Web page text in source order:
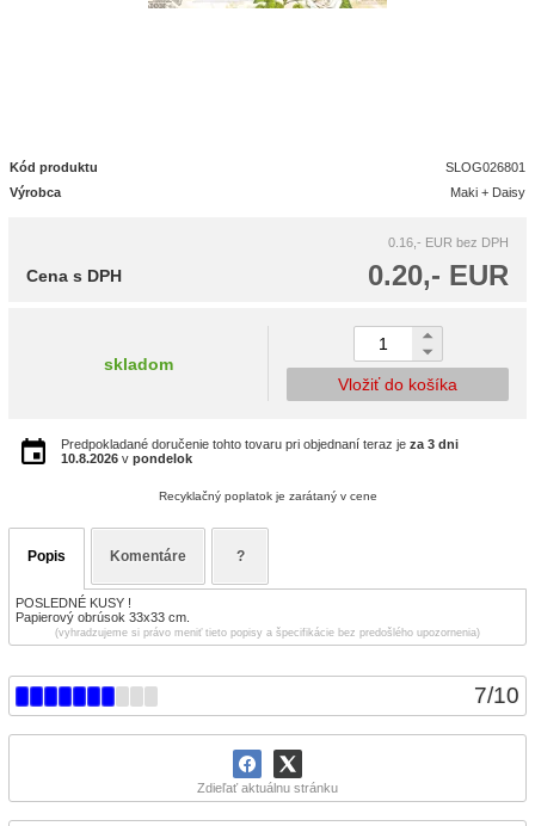
7/10
Zdieľať aktuálnu stránku
Kód produktu
SLOG026801
Výrobca
Maki + Daisy
0.16,- EUR bez DPH
0.20,- EUR
Cena s DPH
skladom
Vložiť do košíka
Predpokladané doručenie tohto tovaru pri objednaní teraz je za 3 dni
10.8.2026 v pondelok
Recyklačný poplatok je zarátaný v cene
Popis Komentáre ?
POSLEDNÉ KUSY !
Papierový obrúsok 33x33 cm.
(vyhradzujeme si právo meniť tieto popisy a špecifikácie bez predošlého upozornenia)